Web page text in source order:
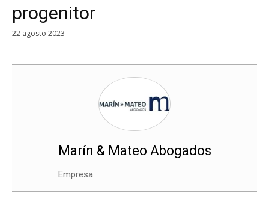
progenitor
22 agosto 2023
Marín & Mateo Abogados
Empresa